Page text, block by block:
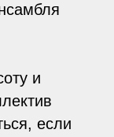
и
если